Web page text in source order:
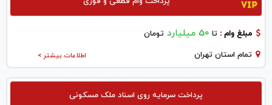
مبلغ وام : تا 50 میلیارد تومان
اطلاعات بیشتر > تمام استان تهران
پرداخت سرمایه روی اسناد ملک مسکونی